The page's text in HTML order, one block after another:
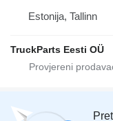
Estonija, Tallinn
TruckParts Eesti OÜ